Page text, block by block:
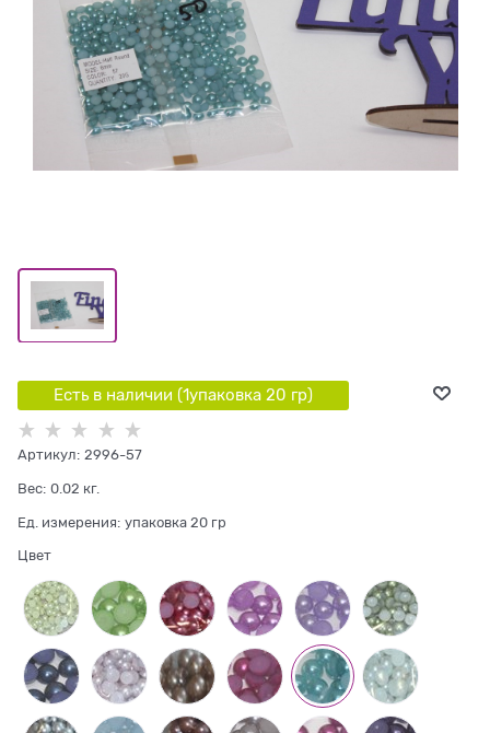
Есть в наличии (1упаковка 20 гр)
Артикул: 2996-57
Вес: 0.02 кг.
Ед. измерения: упаковка 20 гр
Цвет